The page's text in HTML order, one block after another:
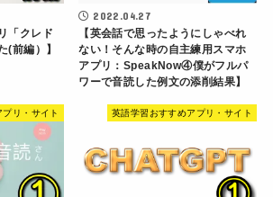
「クレド
(前編）】
2022.04.27
【英会話で思ったようにしゃべれ
ない！そんな時の自主練用スマホ
アプリ：SpeakNow④僕がフルパ
ワーで音読した例文の添削結果】
リ・サイト 英語学習おすすめアプリ・サイト